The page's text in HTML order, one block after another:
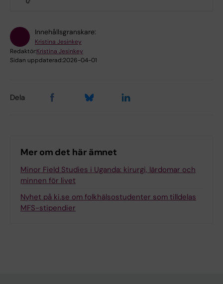
Innehållsgranskare:
Kristina Jesinkey
Redaktör:Kristina Jesinkey
Sidan uppdaterad:2026-04-01
Dela
Mer om det här ämnet
Minor Field Studies i Uganda: kirurgi, lärdomar och
minnen för livet
Nyhet på ki.se om folkhälsostudenter som tilldelas
MFS-stipendier